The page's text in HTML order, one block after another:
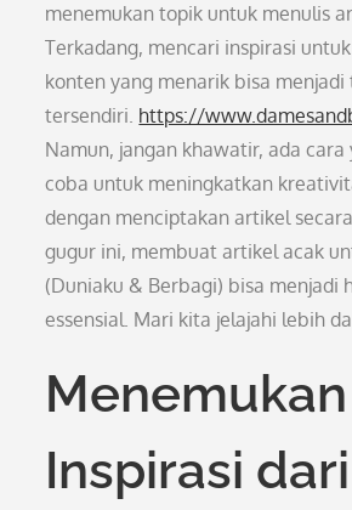
menemukan topik untuk menulis
Terkadang, mencari inspirasi
konten yang menarik bisa
tersendiri. https://
Namun, jangan khawatir, ada cara
coba untuk meningkatkan
dengan menciptakan artikel
gugur ini, membuat artikel acak
(Duniaku & Berbagi) bisa menjadi
essensial. Mari kita jelajahi lebih
Menemukan
Inspirasi dari